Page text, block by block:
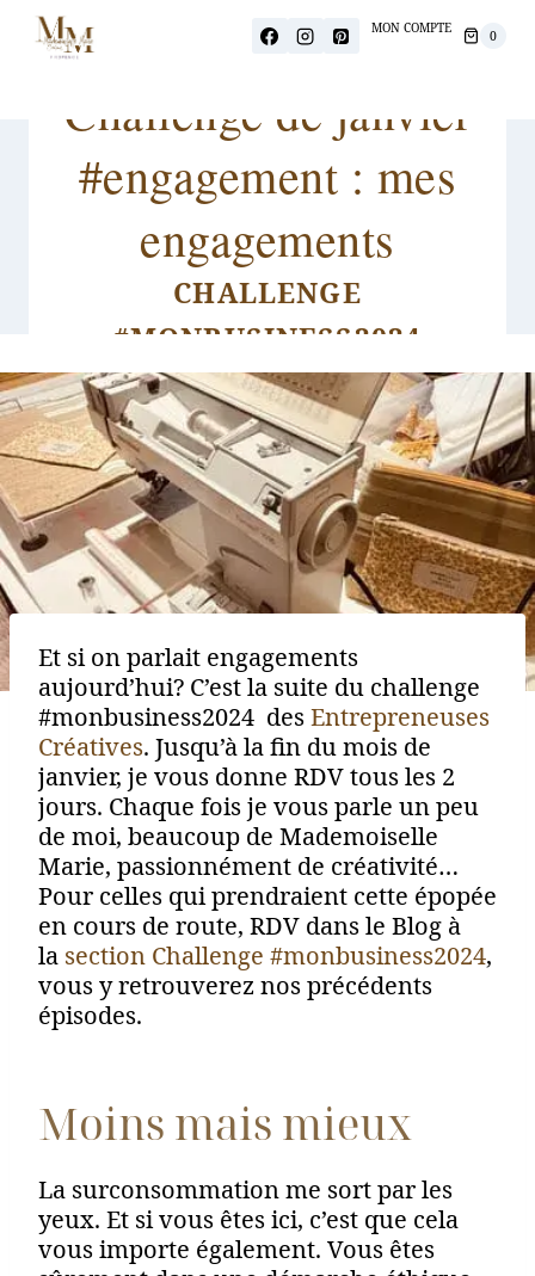
MON COMPTE 0
Challenge de janvier
#engagement : mes
engagements
CHALLENGE
#MONBUSINESS2024
Et si on parlait engagements
aujourd’hui? C’est la suite du challenge
#monbusiness2024 des Entrepreneuses
Créatives. Jusqu’à la fin du mois de
janvier, je vous donne RDV tous les 2
jours. Chaque fois je vous parle un peu
de moi, beaucoup de Mademoiselle
Marie, passionnément de créativité…
Pour celles qui prendraient cette épopée
en cours de route, RDV dans le Blog à
la section Challenge #monbusiness2024,
vous y retrouverez nos précédents
épisodes.
Moins mais mieux
La surconsommation me sort par les
yeux. Et si vous êtes ici, c’est que cela
vous importe également. Vous êtes